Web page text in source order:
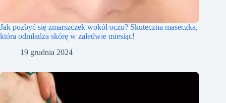
Jak pozbyć się zmarszczek wokół oczu? Skuteczna maseczka,
która odmładza skórę w zaledwie miesiąc!
19 grudnia 2024